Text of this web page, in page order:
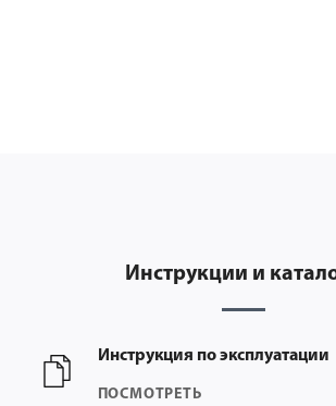
Инструкции и
Инструкция по эксплуатации
ПОСМОТРЕТЬ